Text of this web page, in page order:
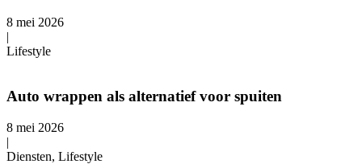
8 mei 2026
|
Lifestyle
Auto wrappen als alternatief voor spuiten
8 mei 2026
|
Diensten, Lifestyle